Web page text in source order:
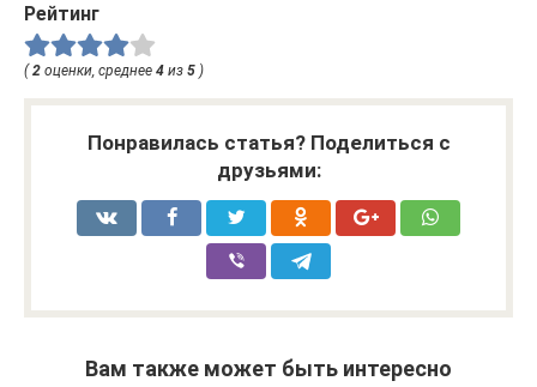
Рейтинг
(2 оценки, среднее 4 из 5 )
Понравилась статья? Поделиться с
друзьями:
Вам также может быть интересно